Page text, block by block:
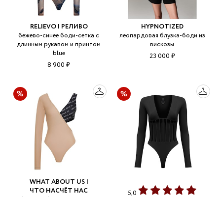
RELIEVO | РЕЛИВО
бежево-синее боди-сетка с
длинным рукавом и принтом
blue
8 900 ₽
HYPNOTIZED
леопардовая блузка-боди из
вискозы
23 000 ₽
WHAT ABOUT US |
ЧТО НАСЧЁТ НАС
5,0